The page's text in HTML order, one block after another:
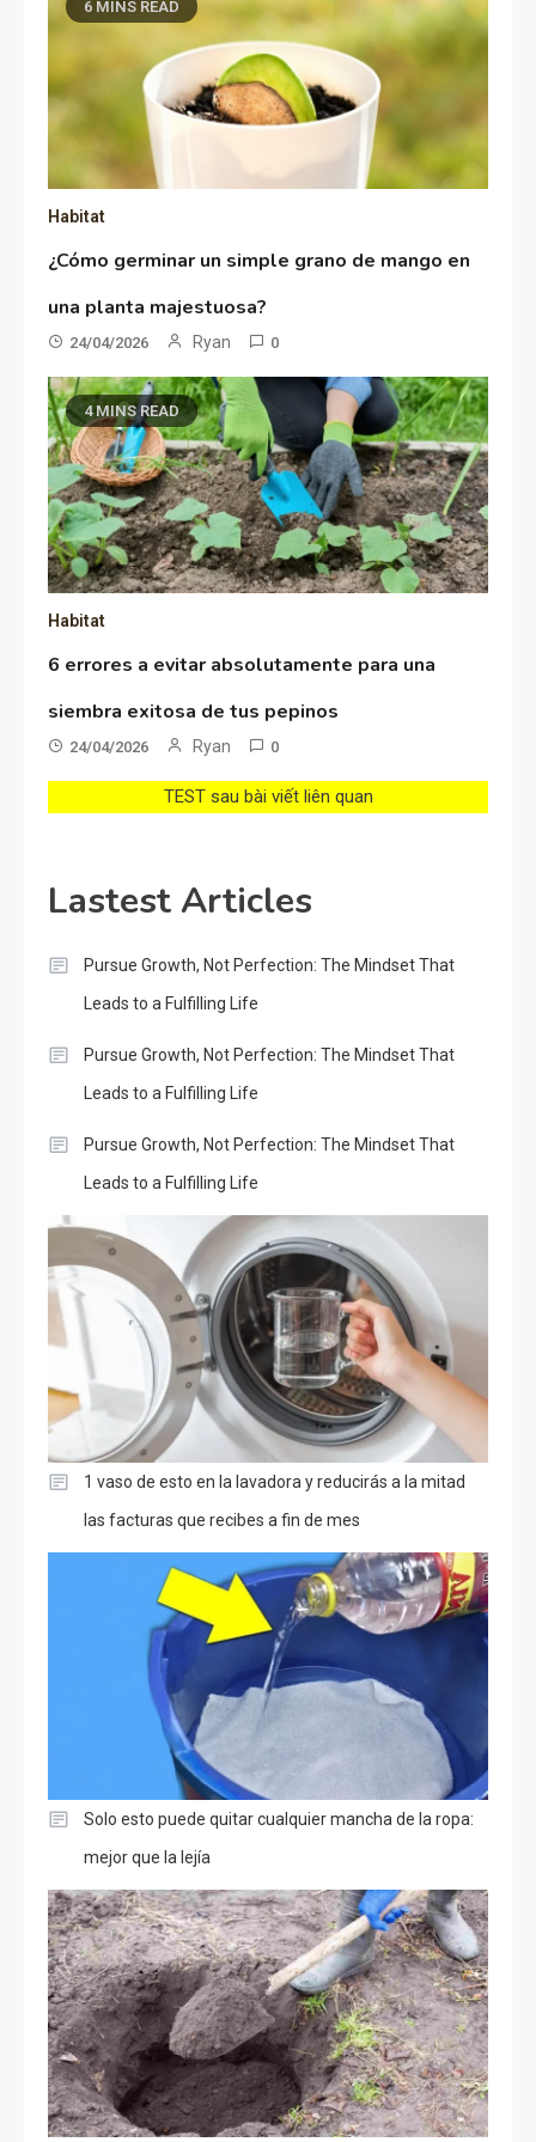
6 MINS READ
Habitat
¿Cómo germinar un simple grano de mango en
una planta majestuosa?
24/04/2026 Ryan 0
4 MINS READ
Habitat
6 errores a evitar absolutamente para una
siembra exitosa de tus pepinos
24/04/2026 Ryan 0
TEST sau bài viết liên quan
Lastest Articles
Pursue Growth, Not Perfection: The Mindset That
Leads to a Fulfilling Life
Pursue Growth, Not Perfection: The Mindset That
Leads to a Fulfilling Life
Pursue Growth, Not Perfection: The Mindset That
Leads to a Fulfilling Life
1 vaso de esto en la lavadora y reducirás a la mitad
las facturas que recibes a fin de mes
Solo esto puede quitar cualquier mancha de la ropa:
mejor que la lejía